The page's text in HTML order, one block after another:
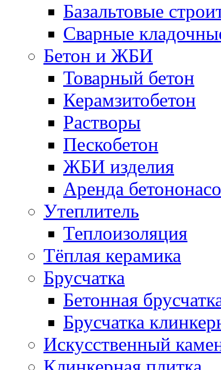
Базальтовые
Сварные
Бетон и ЖБИ
Товарный бетон
Керамзитобетон
Растворы
Пескобетон
ЖБИ изделия
Аренда
Утеплитель
Теплоизоляция
Тёплая керамика
Брусчатка
Бетонная
Брусчатка
Искусственный